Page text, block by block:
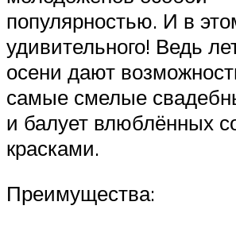
популярностью. И в
удивительного! Ведь
осени дают
самые смелые
и балует влюблённых
красками.
Преимущества: